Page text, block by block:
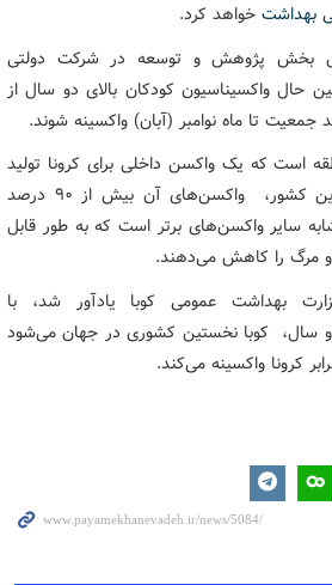
بهداشت خواهد کرد.
بخش پژوهش و توسعه در شرکت دولتی
حال واکسیناسیون کودکان بالای دو سال از
است که یک واکسن داخلی برای کرونا تولید
کرده است؛ براساس اعلام این کشور، واکسن‌های آن بیش از ۹۰ درصد
سایر واکسن‌های برتر است که به طور قابل
و مرگ را کاهش می‌دهند.
بهداشت عمومی کوبا یادآور شد، با
دو سال، کوبا نخستین کشوری در جهان می‌شود